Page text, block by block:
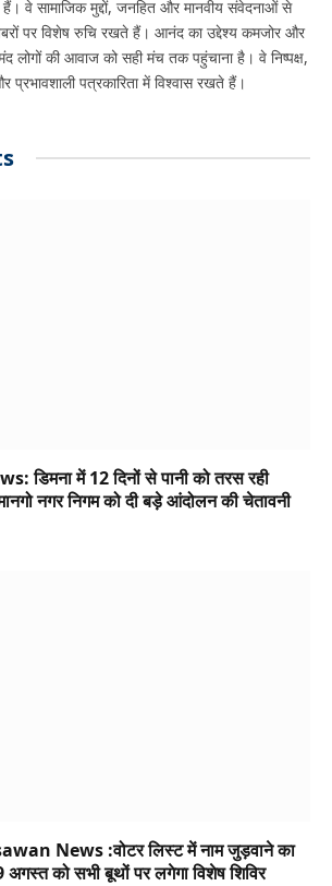
हैं। वे सामाजिक मुद्दों, जनहित और मानवीय संवेदनाओं से
पर विशेष रुचि रखते हैं। आनंद का उद्देश्य कमजोर और
लोगों की आवाज को सही मंच तक पहुंचाना है। वे निष्पक्ष,
प्रभावशाली पत्रकारिता में विश्वास रखते हैं।
डिमना में 12 दिनों से पानी को तरस रही
नगर निगम को दी बड़े आंदोलन की चेतावनी
News :वोटर लिस्ट में नाम जुड़वाने का
को सभी बूथों पर लगेगा विशेष शिविर